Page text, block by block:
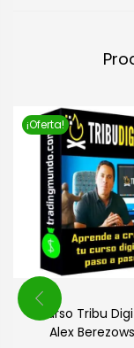
¡Oferta!
Curso Tribu
Alex